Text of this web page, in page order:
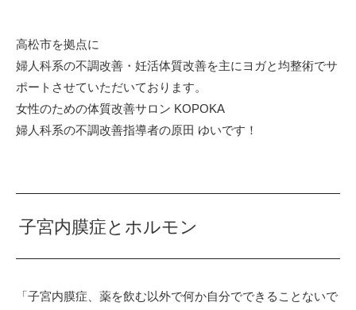
高松市を拠点に
婦人科系の不調改善・妊活体質改善を主にヨガと均整術でサ
ポートさせていただいております。
女性のための体質改善サロン KOPOKA
婦人科系の不調改善指導者の原田 ゆいです！
子宮内膜症とホルモン
「子宮内膜症、薬を飲む以外で何か自分でできることないで